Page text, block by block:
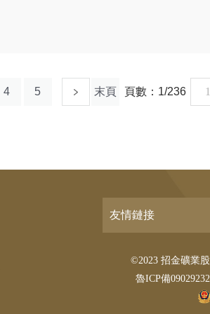
4 5 末頁 頁數： 1/236
友情鏈接
©2023 招金礦業
魯ICP備